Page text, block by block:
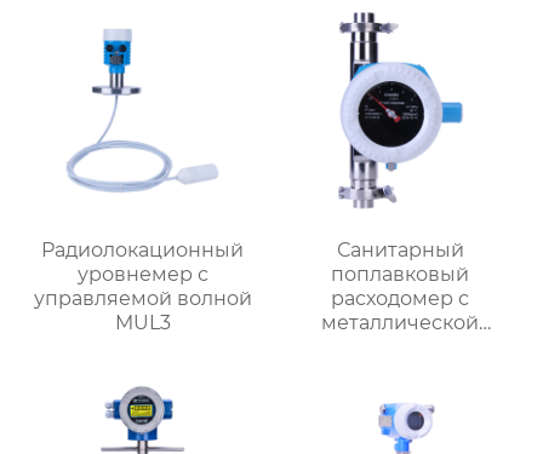
Радиолокационный
уровнемер с
управляемой волной
MUL3
Санитарный
поплавковый
расходомер с
металлической